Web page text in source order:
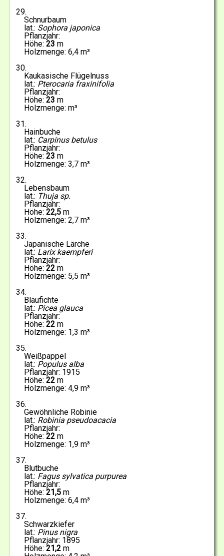
29
Schnurbaum
Sophora japonica
23
6,4
30
Kaukasische Flügelnuss
Pterocaria fraxinifolia
23
31
Hainbuche
Carpinus betulus
23
3,7
32
Lebensbaum
Thuja sp.
22,5
2,7
33
Japanische Lärche
Larix kaempferi
22
5,5
34
Blaufichte
Picea glauca
22
1,3
35
Weißpappel
Populus alba
1915
22
4,9
36
Gewöhnliche Robinie
Robinia pseudoacacia
22
1,9
37
Blutbuche
Fagus sylvatica purpurea
21,5
6,4
37
Schwarzkiefer
Pinus nigra
1895
21,2